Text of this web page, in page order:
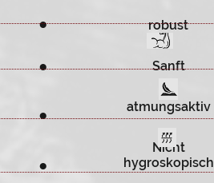
●
●
●
●
robust
Sanft
atmungsaktiv
Nicht
hygroskopisch